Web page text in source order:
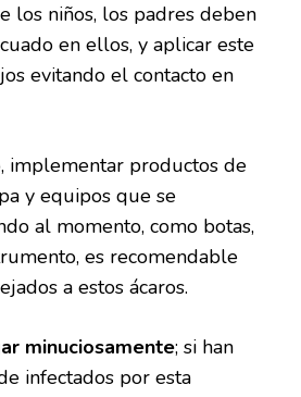
los niños, los padres deben
en ellos, y aplicar este
evitando el contacto en
implementar productos de
y equipos que se
al momento, como botas,
es recomendable
a estos ácaros.
minuciosamente; si han
infectados por esta